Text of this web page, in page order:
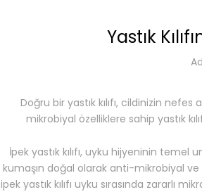
Yastık
Doğru bir yastık kılıfı, cildinizin
mikrobiyal özelliklere sahip yastık
İpek yastık kılıfı, uyku hijyeninin
kumaşın doğal olarak anti-mikrobiyal ve
ipek yastık kılıfı uyku sırasında zararlı